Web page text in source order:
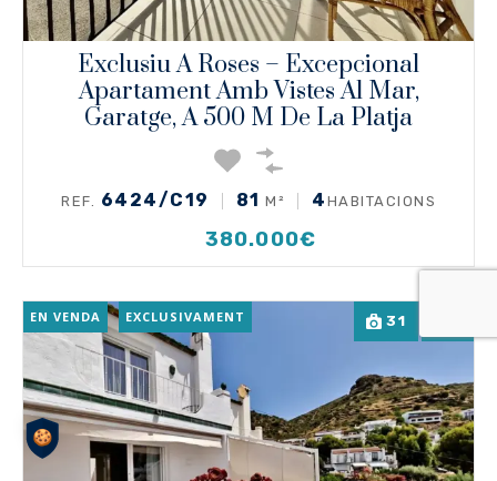
Exclusiu A Roses – Excepcional
Apartament Amb Vistes Al Mar,
Garatge, A 500 M De La Platja
REF. 6424/C19 81 M² 4 HABITACIONS
380.000€
31
EN VENDA EXCLUSIVAMENT